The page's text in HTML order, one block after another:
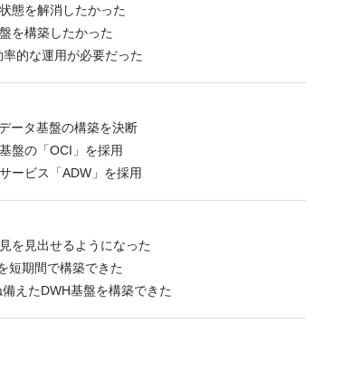
態を解消したかった
を構築したかった
的な運用が必要だった
ータ基盤の構築を決断
盤の「OCI」を採用
ービス「ADW」を採用
を見出せるようになった
短期間で構築できた
えたDWH基盤を構築できた